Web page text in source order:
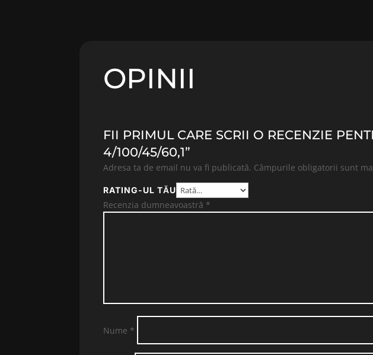
OPINII
FII PRIMUL CARE SCRII O RECENZIE
4/100/45/60,1”
Adresa ta de email nu va fi publicată. Câmpurile obligatorii sunt
RATING-UL TĂU
Recenzia dumneavoastră *
Nume *